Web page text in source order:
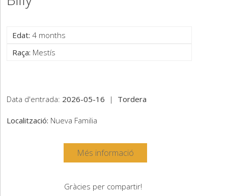
Edat: 4 months
Raça: Mestís
Data d'entrada: 2026-05-16 | Tordera
Localització: Nueva Familia
Més informació
Gràcies per compartir!